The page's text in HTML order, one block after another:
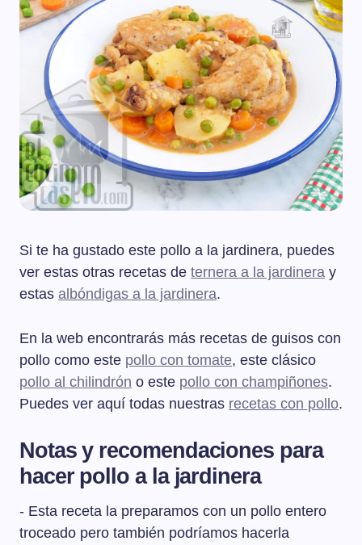
Si te ha gustado este pollo a la jardinera, puedes
ver estas otras recetas de ternera a la jardinera y
estas albóndigas a la jardinera.
En la web encontrarás más recetas de guisos con
pollo como este pollo con tomate, este clásico
pollo al chilindrón o este pollo con champiñones.
Puedes ver aquí todas nuestras recetas con pollo.
Notas y recomendaciones para
hacer pollo a la jardinera
- Esta receta la preparamos con un pollo entero
troceado pero también podríamos hacerla